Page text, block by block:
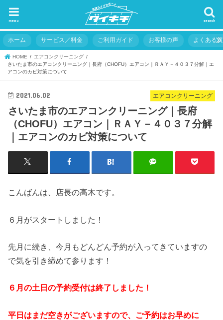
search
menu
ホーム サービス／料金 ご利用ガイド お客様の声 よくある
HOME
エアコンクリーニング
さいたま市のエアコンクリーニング｜長府（CHOFU）エアコン｜ＲＡＹ－４０３７分解｜エ
アコンのカビ対策について
エアコンクリーニング
2021.06.02
さいたま市のエアコンクリーニング｜長府
（CHOFU）エアコン｜ＲＡＹ－４０３７分解
｜エアコンのカビ対策について
こんばんは、店長の高木です。
６月がスタートしました！
先月に続き、今月もどんどん予約が入ってきていますの
で気を引き締めて参ります！
６月の土日の予約受付は終了しました！
平日はまだ空きがございますので、ご予約はお早めに